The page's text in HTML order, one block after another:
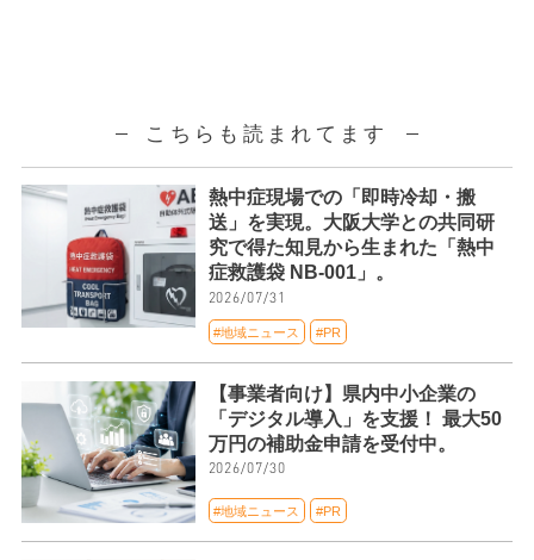
こちらも読まれてます
熱中症現場での「即時冷却・搬
送」を実現。大阪大学との共同研
究で得た知見から生まれた「熱中
症救護袋 NB-001」。
2026/07/31
#地域ニュース #PR
【事業者向け】県内中小企業の
「デジタル導入」を支援！ 最大50
万円の補助金申請を受付中。
2026/07/30
#地域ニュース #PR